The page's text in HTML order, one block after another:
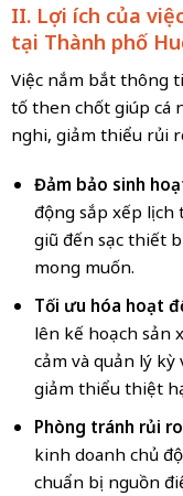
II. Lợi ích của
tại Thành phố
Việc nắm bắt thông
tố then chốt giúp cá
nghi, giảm thiểu rủi
Đảm bảo sinh
động sắp xếp
giũ đến sạc thiết
mong muốn.
Tối ưu hóa hoạt
lên kế hoạch sản
cảm và quản lý kỳ
giảm thiểu thiệt
Phòng tránh rủi
kinh doanh chủ
chuẩn bị nguồn